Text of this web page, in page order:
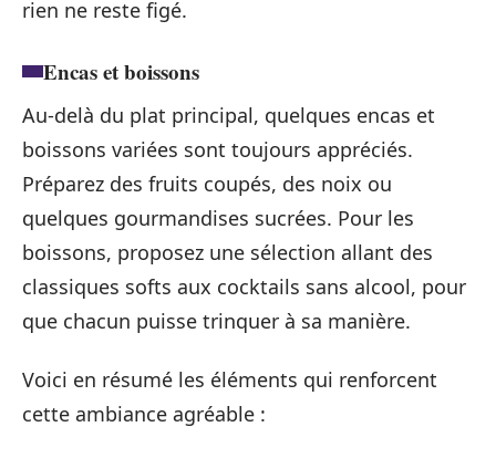
rien ne reste figé.
Encas et boissons
Au-delà du plat principal, quelques encas et
boissons variées sont toujours appréciés.
Préparez des fruits coupés, des noix ou
quelques gourmandises sucrées. Pour les
boissons, proposez une sélection allant des
classiques softs aux cocktails sans alcool, pour
que chacun puisse trinquer à sa manière.
Voici en résumé les éléments qui renforcent
cette ambiance agréable :